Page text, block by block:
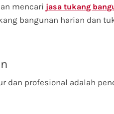
mencari jasa tukang
bangunan harian dan
dan profesional adalah